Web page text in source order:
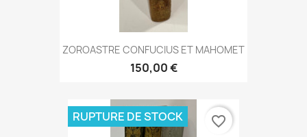
ZOROASTRE CONFUCIUS ET MAHOMET
150,00 €
RUPTURE DE STOCK favorite_border